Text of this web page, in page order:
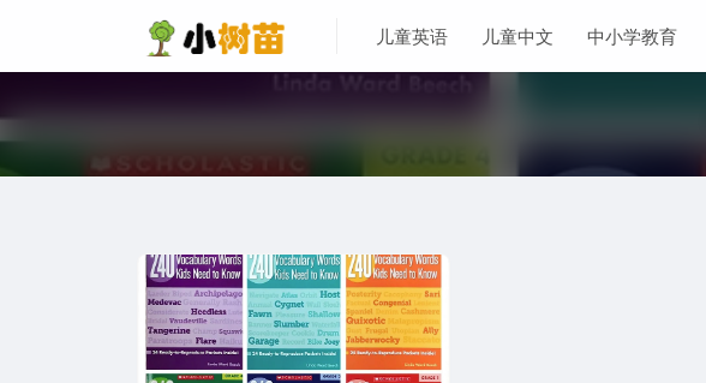
儿童英语 儿童中文 中小学教育